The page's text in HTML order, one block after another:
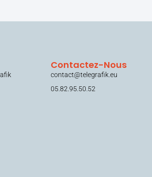
Contactez-Nous
contact@telegrafik.eu
05.82.95.50.52